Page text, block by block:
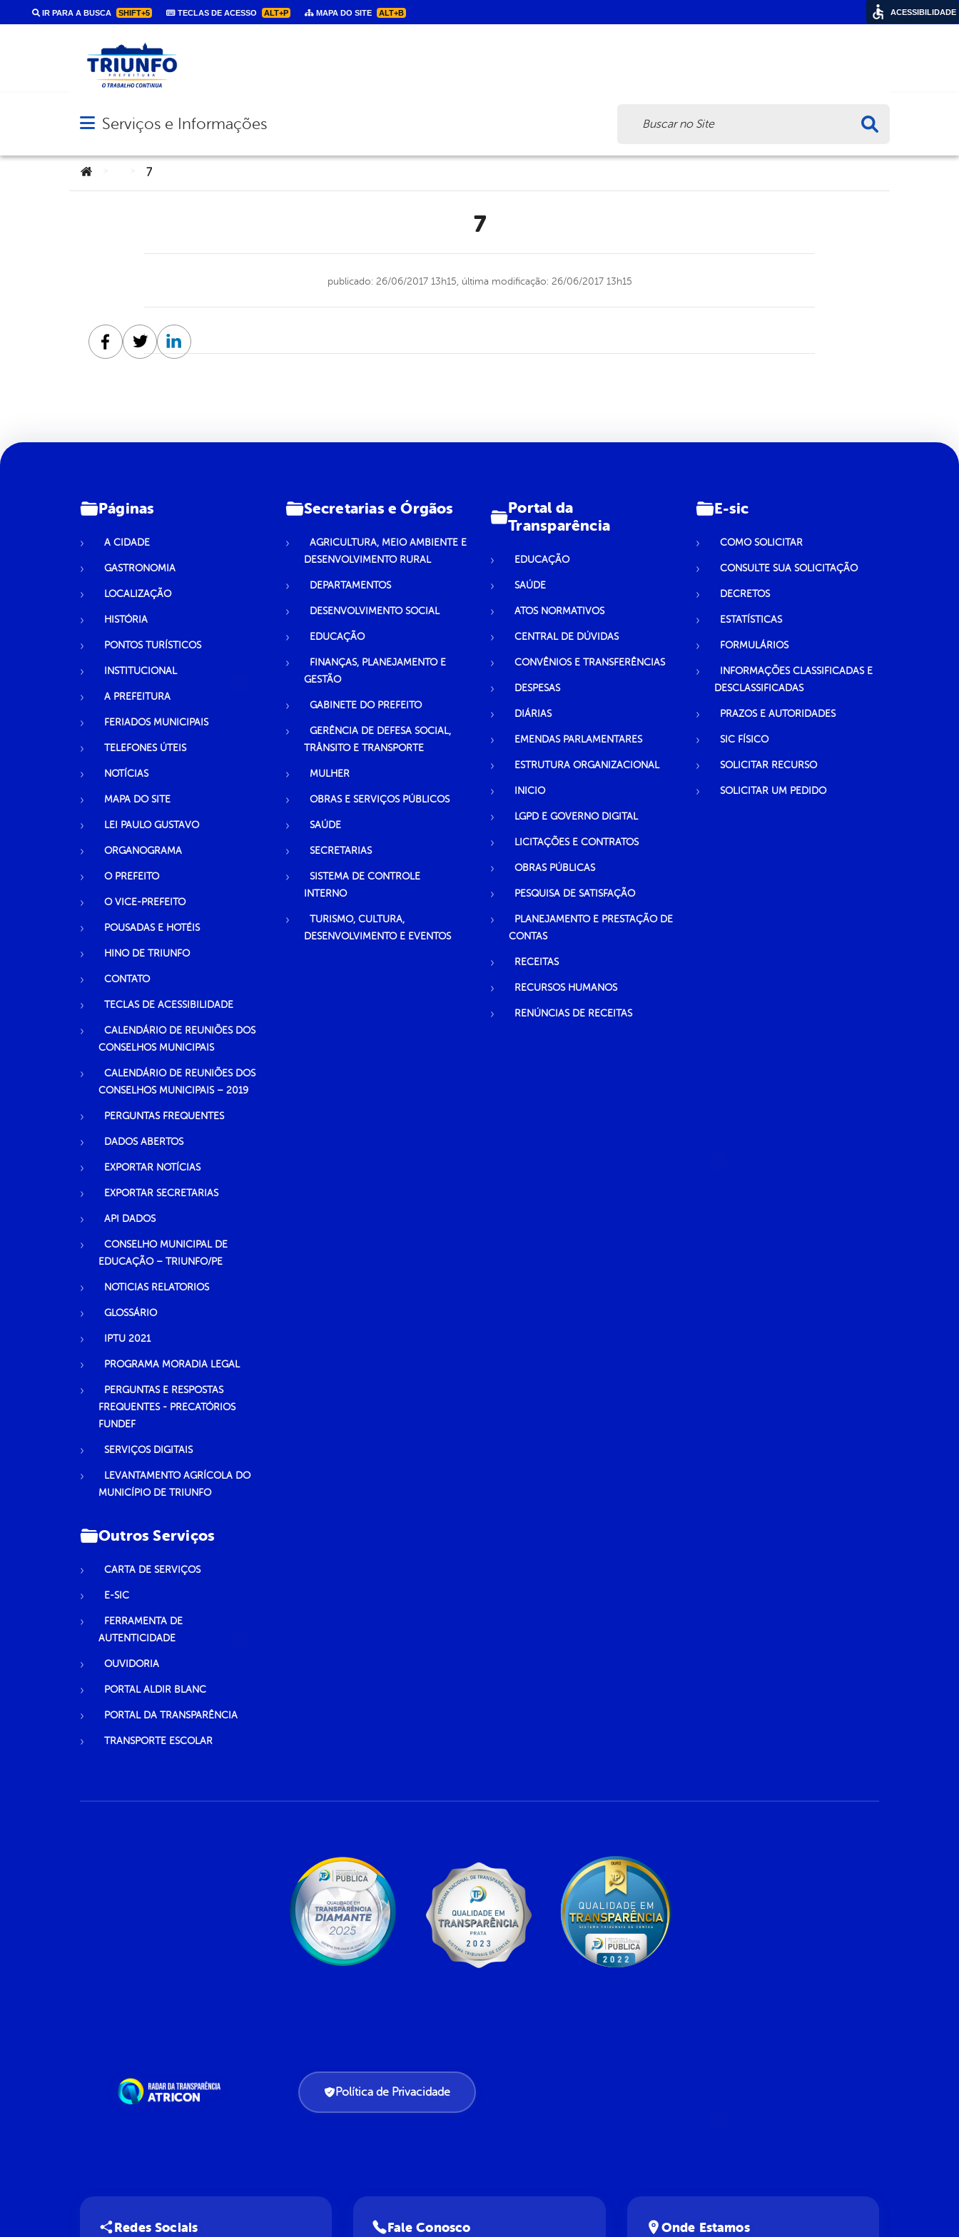
IR PARA A BUSCA SHIFT+5 TECLAS DE ACESSO ALT+P MAPA DO SITE ALT+B
Abrir menu principal de navegação
Serviços e Informações
Você está aqui:
7
7
publicado: 26/06/2017 13h15, última modificação: 26/06/2017 13h15
Facebook
TwitterLinkedin
Páginas
A CIDADE
GASTRONOMIA
LOCALIZAÇÃO
HISTÓRIA
PONTOS TURÍSTICOS
INSTITUCIONAL
A PREFEITURA
FERIADOS MUNICIPAIS
TELEFONES ÚTEIS
NOTÍCIAS
MAPA DO SITE
LEI PAULO GUSTAVO
ORGANOGRAMA
O PREFEITO
O VICE-PREFEITO
POUSADAS E HOTÉIS
HINO DE TRIUNFO
CONTATO
TECLAS DE ACESSIBILIDADE
CALENDÁRIO DE REUNIÕES DOS
CONSELHOS MUNICIPAIS
CALENDÁRIO DE REUNIÕES DOS
CONSELHOS MUNICIPAIS – 2019
PERGUNTAS FREQUENTES
DADOS ABERTOS
EXPORTAR NOTÍCIAS
EXPORTAR SECRETARIAS
API DADOS
CONSELHO MUNICIPAL DE
EDUCAÇÃO – TRIUNFO/PE
NOTICIAS RELATORIOS
GLOSSÁRIO
IPTU 2021
PROGRAMA MORADIA LEGAL
PERGUNTAS E RESPOSTAS
FREQUENTES - PRECATÓRIOS
FUNDEF
SERVIÇOS DIGITAIS
LEVANTAMENTO AGRÍCOLA DO
MUNICÍPIO DE TRIUNFO
Secretarias e Órgãos
AGRICULTURA, MEIO AMBIENTE E
DESENVOLVIMENTO RURAL
DEPARTAMENTOS
DESENVOLVIMENTO SOCIAL
EDUCAÇÃO
FINANÇAS, PLANEJAMENTO E
GESTÃO
GABINETE DO PREFEITO
GERÊNCIA DE DEFESA SOCIAL,
TRÂNSITO E TRANSPORTE
MULHER
OBRAS E SERVIÇOS PÚBLICOS
SAÚDE
SECRETARIAS
SISTEMA DE CONTROLE
INTERNO
TURISMO, CULTURA,
DESENVOLVIMENTO E EVENTOS
Portal da
Transparência
EDUCAÇÃO
SAÚDE
ATOS NORMATIVOS
CENTRAL DE DÚVIDAS
CONVÊNIOS E TRANSFERÊNCIAS
DESPESAS
DIÁRIAS
EMENDAS PARLAMENTARES
ESTRUTURA ORGANIZACIONAL
INICIO
LGPD E GOVERNO DIGITAL
LICITAÇÕES E CONTRATOS
OBRAS PÚBLICAS
PESQUISA DE SATISFAÇÃO
PLANEJAMENTO E PRESTAÇÃO DE
CONTAS
RECEITAS
RECURSOS HUMANOS
RENÚNCIAS DE RECEITAS
E-sic
COMO SOLICITAR
CONSULTE SUA SOLICITAÇÃO
DECRETOS
ESTATÍSTICAS
FORMULÁRIOS
INFORMAÇÕES CLASSIFICADAS E
DESCLASSIFICADAS
PRAZOS E AUTORIDADES
SIC FÍSICO
SOLICITAR RECURSO
SOLICITAR UM PEDIDO
Outros Serviços
CARTA DE SERVIÇOS
E-SIC
FERRAMENTA DE
AUTENTICIDADE
OUVIDORIA
PORTAL ALDIR BLANC
PORTAL DA TRANSPARÊNCIA
TRANSPORTE ESCOLAR
Política de Privacidade
Redes Sociais Fale Conosco Onde Estamos
ACESSIBILIDADE